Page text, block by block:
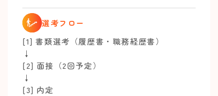
選考フロー
[1] 書類選考（履歴書・職務経歴書）
↓
[2] 面接（2回予定）
↓
[3] 内定